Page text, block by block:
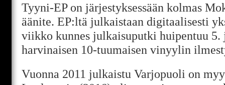
Tyyni-EP on järjestyksessään kolmas
äänite. EP:ltä julkaistaan digitaalisesti
viikko kunnes julkaisuputki huipentuu 5.
harvinaisen 10-tuumaisen vinyylin
Vuonna 2011 julkaistu Varjopuoli on